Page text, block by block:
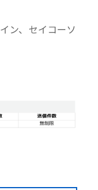
ン、セイコーソ